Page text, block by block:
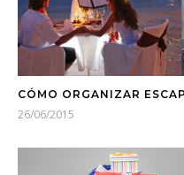
CÓMO ORGANIZAR
26/06/2015